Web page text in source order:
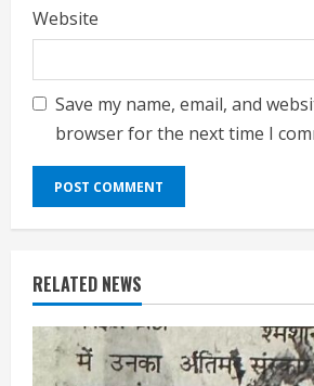
Website
Save my name, email, and
browser for the next time I
RELATED NEWS